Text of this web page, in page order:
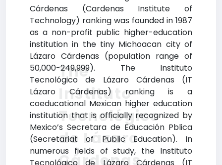
Cárdenas (Cardenas Institute of
Technology) ranking was founded in 1987
as a non-profit public higher-education
institution in the tiny Michoacan city of
Lázaro Cárdenas (population range of
50,000-249,999). The Instituto
Tecnológico de Lázaro Cárdenas (IT
Lázaro Cárdenas) ranking is a
coeducational Mexican higher education
institution that is officially recognized by
Mexico’s Secretara de Educación Pblica
(Secretariat of Public Education). In
numerous fields of study, the Instituto
The
Instituto
Tecnológico
de Lázaro
Cárdenas